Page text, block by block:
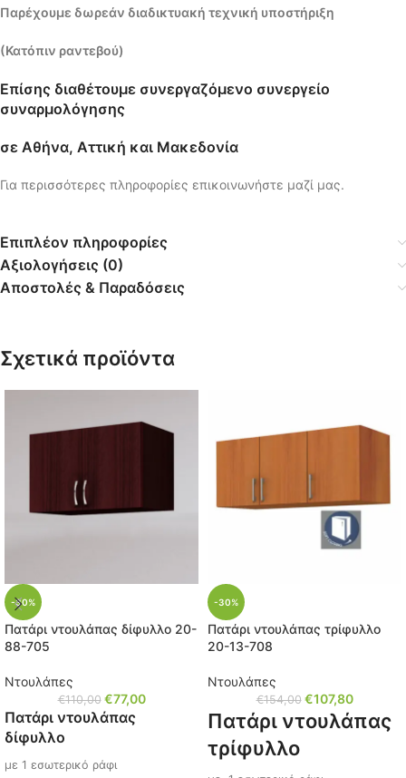
Παρέχουμε δωρεάν διαδικτυακή τεχνική υποστήριξη
(Κατόπιν ραντεβού)
Επίσης διαθέτουμε συνεργαζόμενο συνεργείο
συναρμολόγησης
σε Αθήνα, Αττική και Μακεδονία
Για περισσότερες πληροφορίες επικοινωνήστε μαζί μας.
Επιπλέον πληροφορίες
Αξιολογήσεις (0)
Αποστολές & Παραδόσεις
Σχετικά προϊόντα
-30%
Πατάρι ντουλάπας δίφυλλο 20-
88-705
Ντουλάπες
€110,00 €77,00
Πατάρι ντουλάπας
δίφυλλο
με 1 εσωτερικό ράφι
-30%
Πατάρι ντουλάπας τρίφυλλο
20-13-708
Ντουλάπες
€154,00 €107,80
Πατάρι ντουλάπας
τρίφυλλο